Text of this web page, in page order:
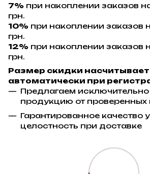
7% при накоплении заказов
грн.
10% при накоплении заказов
грн.
12% при накоплении заказов
грн.
Размер скидки
автоматически при
Предлагаем
продукцию от проверенных
Гарантированное качество
целостность при доставке